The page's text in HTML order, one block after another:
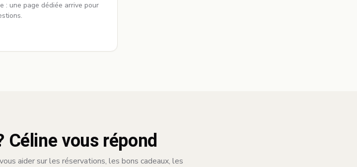
: une page dédiée arrive pour
Céline vous répond
aider sur les réservations, les bons cadeaux, les